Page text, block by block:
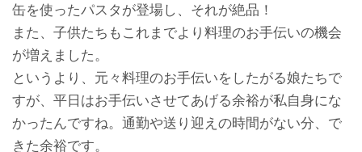
缶を使ったパスタが登場し、それが絶品！
また、子供たちもこれまでより料理のお手伝いの機会
が増えました。
というより、元々料理のお手伝いをしたがる娘たちで
すが、平日はお手伝いさせてあげる余裕が私自身にな
かったんですね。通勤や送り迎えの時間がない分、で
きた余裕です。